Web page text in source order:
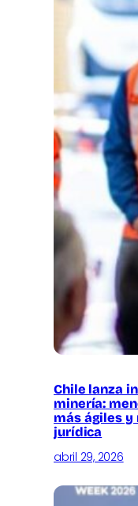
Chile lanza
minería:
más ágiles
jurídica
abril 29, 2026